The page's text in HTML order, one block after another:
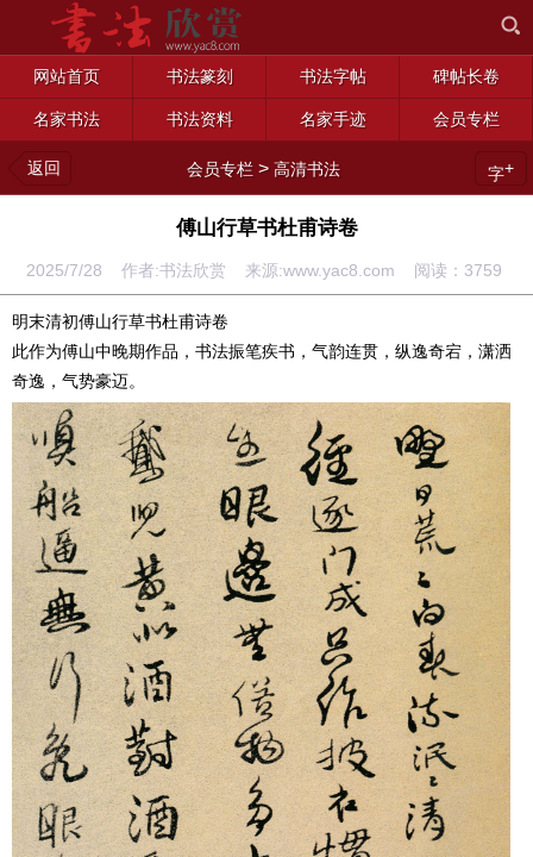
网站首页 书法篆刻 书法字帖 碑帖长卷
名家书法 书法资料 名家手迹 会员专栏
返回 会员专栏 >高清书法 字+
傅山行草书杜甫诗卷
2025/7/28 作者:书法欣赏 来源:www.yac8.com 阅读： 3759
明末清初傅山行草书杜甫诗卷
此作为傅山中晚期作品，书法振笔疾书，气韵连贯，纵逸奇宕，潇洒
奇逸，气势豪迈。